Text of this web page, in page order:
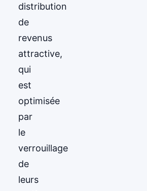
distribution
de
revenus
attractive,
qui
est
optimisée
par
le
verrouillage
de
leurs